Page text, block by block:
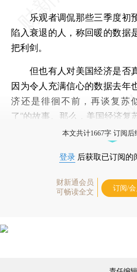
乐观者调侃那些三季度初
陷入衰退的人，称回暖的数据
把利剑。
但也有人对美国经济是否真
因为令人充满信心的数据去年
济还是徘徊不前，再谈复苏
了”的故事。那么，美国经济复
本文共计1667字 订阅后
登录 后获取已订阅的
财新通会员
可畅读全文
订阅/